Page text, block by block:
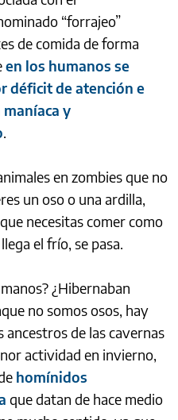
“forrajeo”
de comida de forma
en los humanos se
déficit de atención e
y
.
en zombies que no
un oso o una ardilla,
necesitas comer como
el frío, se pasa.
¿Hibernaban
no somos osos, hay
de las cavernas
actividad en invierno,
homínidos
que datan de hace medio